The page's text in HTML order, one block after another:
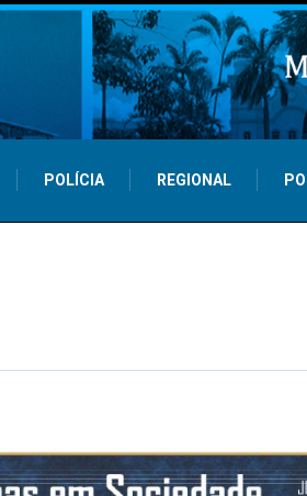
POLÍCIA REGIONAL